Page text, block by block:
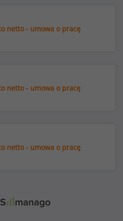
netto - umowa o pracę
netto - umowa o pracę
netto - umowa o pracę